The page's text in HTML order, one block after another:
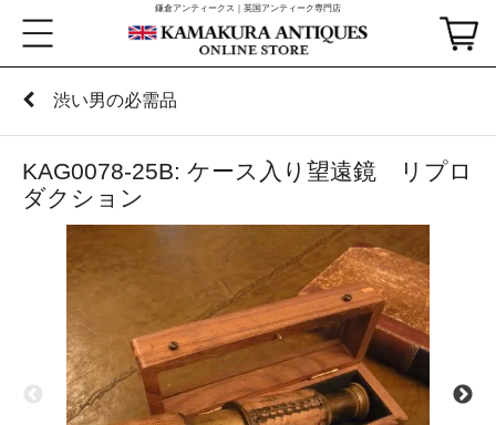
鎌倉アンティークス｜英国アンティーク専門店
渋い男の必需品
KAG0078-25B: ケース入り望遠鏡 リプロ
ダクション